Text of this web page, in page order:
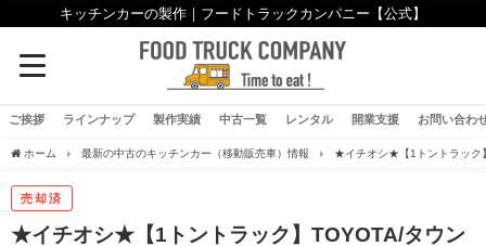
キッチンカーの製作｜フードトラックカンパニー【公式】
ご挨拶 ラインナップ 製作実績 中古一覧 レンタル 開業支援 お問い合わ
ホーム 最新の中古のキッチンカー（移動販売車）情報 ★イチオシ★【1トントラック
売却済
★イチオシ★【1トントラック】TOYOTA/タウン